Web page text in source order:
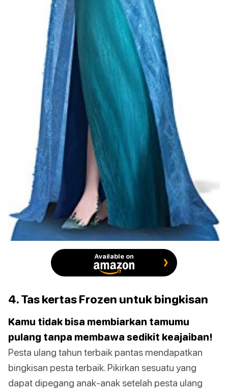
Available on
4. Tas kertas Frozen untuk bingkisan
Kamu tidak bisa membiarkan tamumu
pulang tanpa membawa sedikit keajaiban!
Pesta ulang tahun terbaik pantas mendapatkan
bingkisan pesta terbaik. Pikirkan sesuatu yang
dapat dipegang anak-anak setelah pesta ulang